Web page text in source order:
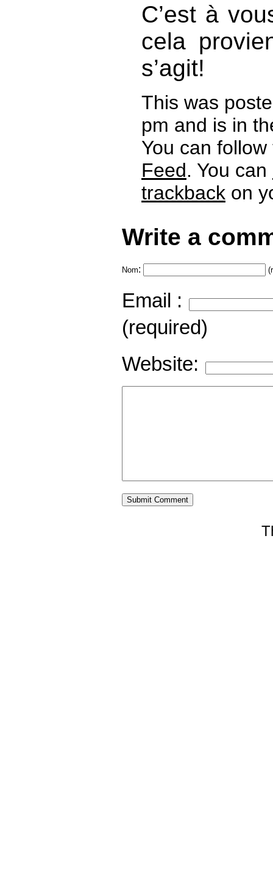
C’est à
cela
s’agit!
This was
pm and is in
You can
Feed. You can
trackback on
Write a
Nom:
Email :
(required)
Website: